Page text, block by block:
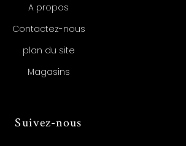
A propos
Contactez-nous
plan du site
Magasins
Suivez-nous